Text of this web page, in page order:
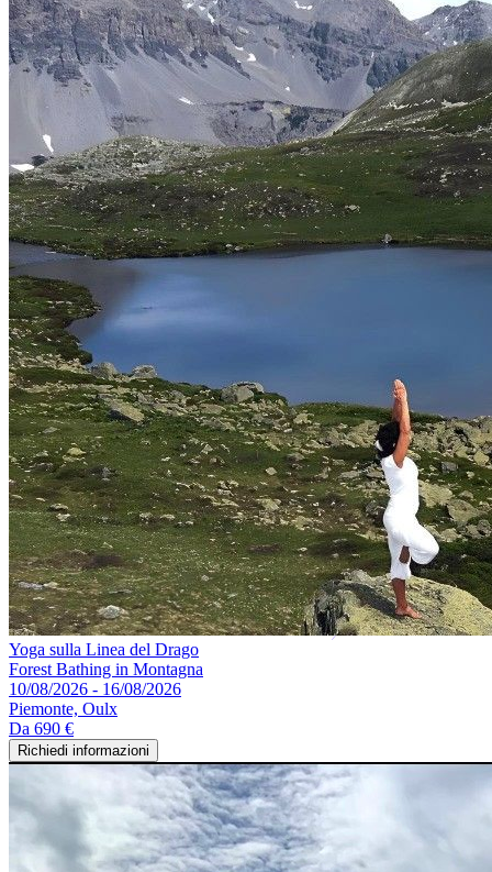
Yoga sulla Linea del Drago
Forest Bathing in Montagna
10/08/2026 - 16/08/2026
Piemonte, Oulx
Da 690 €
Richiedi informazioni